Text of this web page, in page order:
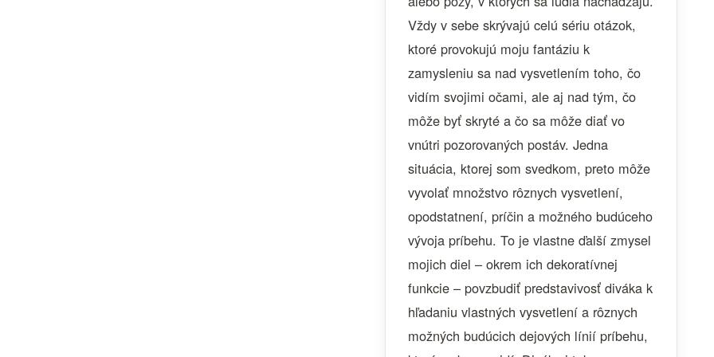
Vždy v sebe skrývajú celú sériu otázok,
ktoré provokujú moju fantáziu k
zamysleniu sa nad vysvetlením toho, čo
vidím svojimi očami, ale aj nad tým, čo
môže byť skryté a čo sa môže diať vo
vnútri pozorovaných postáv. Jedna
situácia, ktorej som svedkom, preto môže
vyvolať množstvo rôznych vysvetlení,
opodstatnení, príčin a možného budúceho
vývoja príbehu. To je vlastne ďalší zmysel
mojich diel – okrem ich dekoratívnej
funkcie – povzbudiť predstavivosť diváka k
hľadaniu vlastných vysvetlení a rôznych
možných budúcich dejových línií príbehu,